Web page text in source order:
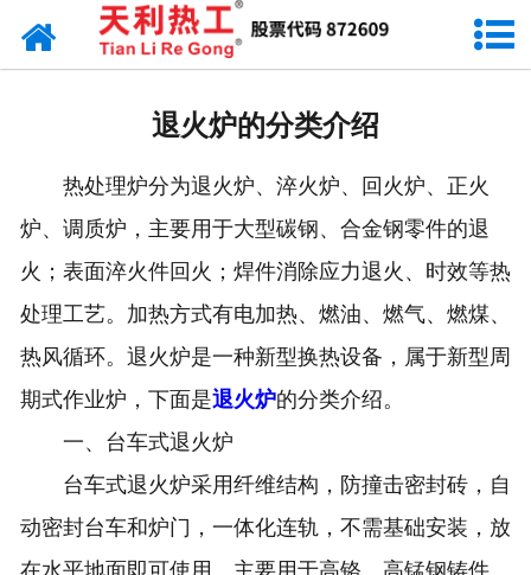
网站首页
退火炉的分类介绍
热处理炉分为退火炉、淬火炉、回火炉、正火
炉、调质炉，主要用于大型碳钢、合金钢零件的退
火；表面淬火件回火；焊件消除应力退火、时效等热
处理工艺。加热方式有电加热、燃油、燃气、燃煤、
热风循环。退火炉是一种新型换热设备，属于新型周
期式作业炉，下面是退火炉的分类介绍。
一、台车式退火炉
台车式退火炉采用纤维结构，防撞击密封砖，自
动密封台车和炉门，一体化连轨，不需基础安装，放